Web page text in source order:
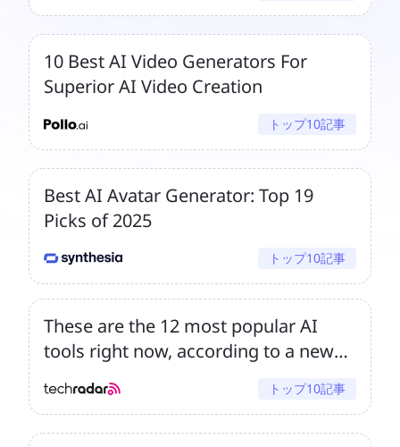
10 Best AI Video Generators For
Superior AI Video Creation
トップ10記事
Best AI Avatar Generator: Top 19
Picks of 2025
トップ10記事
These are the 12 most popular AI
tools right now, according to a new
ChatGPT
トップ10記事